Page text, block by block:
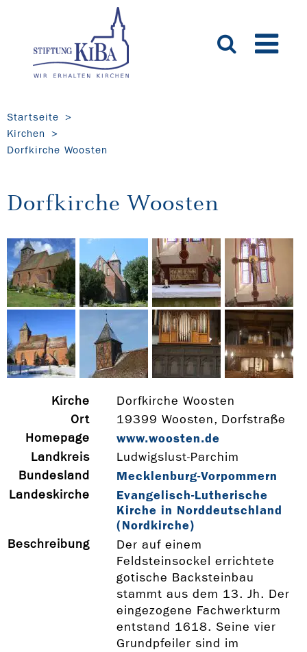
Startseite
Kirchen
Dorfkirche Woosten
Dorfkirche Woosten
Kirche
Dorfkirche Woosten
Ort
19399 Woosten, Dorfstraße
Homepage
www.woosten.de
Landkreis
Ludwigslust-Parchim
Bundesland
Mecklenburg-Vorpommern
Landeskirche
Evangelisch-Lutherische
Kirche in Norddeutschland
(Nordkirche)
Beschreibung
Der auf einem
Feldsteinsockel errichtete
gotische Backsteinbau
stammt aus dem 13. Jh. Der
eingezogene Fachwerkturm
entstand 1618. Seine vier
Grundpfeiler sind im